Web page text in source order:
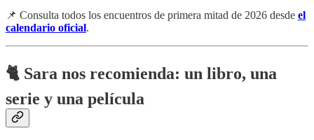
📌 Consulta todos los encuentros de primera mitad de 2026 desde el
calendario oficial.
🐈 Sara nos recomienda: un libro, una
serie y una película